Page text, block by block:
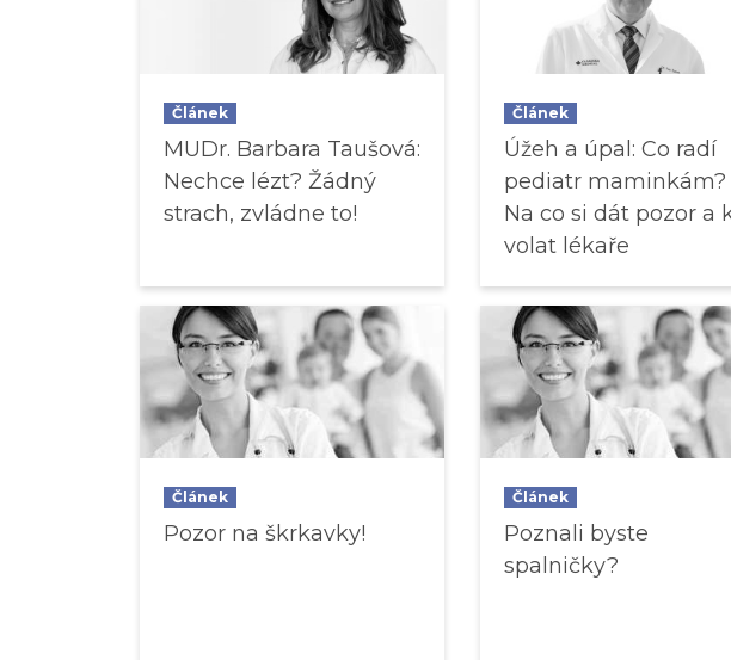
Článek
MUDr. Barbara Taušová:
Nechce lézt? Žádný
strach, zvládne to!
Článek
Úžeh a úpal: Co radí
pediatr maminkám?
Na co si dát pozor a
volat lékaře
Článek
Pozor na škrkavky!
Článek
Poznali byste
spalničky?